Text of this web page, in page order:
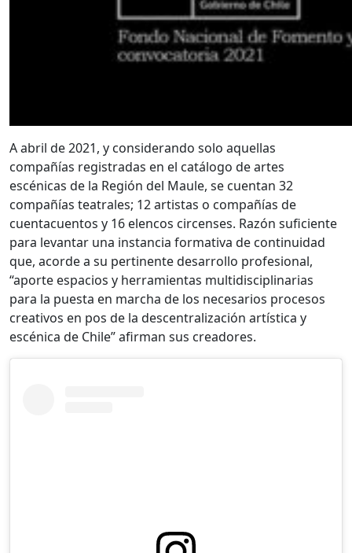
A abril de 2021, y considerando solo aquellas
compañías registradas en el catálogo de artes
escénicas de la Región del Maule, se cuentan 32
compañías teatrales; 12 artistas o compañías de
cuentacuentos y 16 elencos circenses. Razón suficiente
para levantar una instancia formativa de continuidad
que, acorde a su pertinente desarrollo profesional,
“aporte espacios y herramientas multidisciplinarias
para la puesta en marcha de los necesarios procesos
creativos en pos de la descentralización artística y
escénica de Chile” afirman sus creadores.